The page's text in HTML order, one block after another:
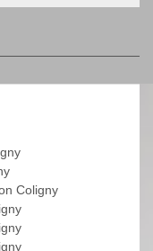
Coligny